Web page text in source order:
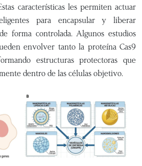
características les permiten actuar
para encapsular y liberar
forma controlada. Algunos estudios
envolver tanto la proteína Cas9
estructuras protectoras que
dentro de las células objetivo.